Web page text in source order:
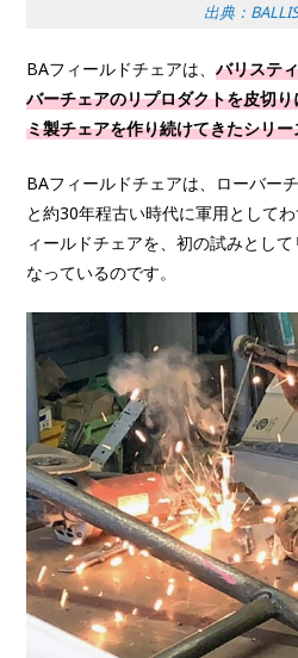
出典：
BAフィールドチェアは、バリステ
バーチェアのリプロダクトを皮切
ミ製チェアを作り続けてきたシリ
BAフィールドチェアは、ローバー
と約30年程古い時代に軍用として
ィールドチェアを、初の試みとし
なっているのです。